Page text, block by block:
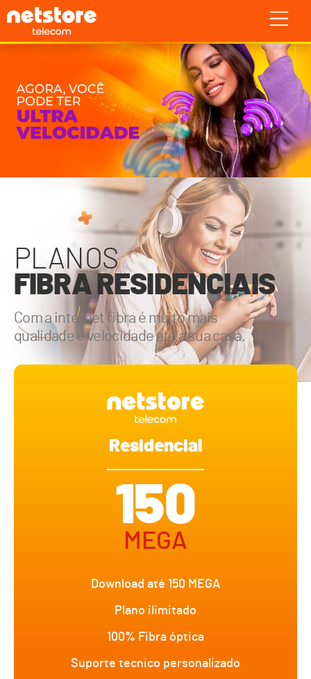
PLANOS
FIBRA RESIDENCIAIS
Com a internet fibra é muito mais
qualidade e velocidade até a sua casa.
Residencial
150
MEGA
Download até 150 MEGA
Plano ilimitado
100% Fibra óptica
Suporte tecnico personalizado